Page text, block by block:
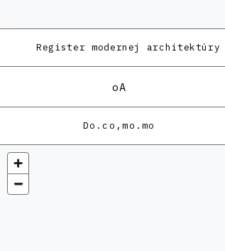
Register modernej architektúry
oA
Do.co,mo.mo